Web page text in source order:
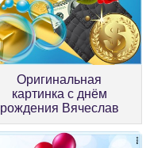
Оригинальная
картинка с днём
рождения Вячеслав